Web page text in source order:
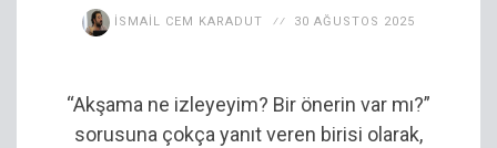
İSMAIL CEM KARADUT 30 AĞUSTOS 2025
“Akşama ne izleyeyim? Bir önerin var mı?”
sorusuna çokça yanıt veren birisi olarak,